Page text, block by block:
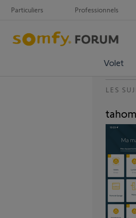
Particuliers Professionnels
Volet
LES